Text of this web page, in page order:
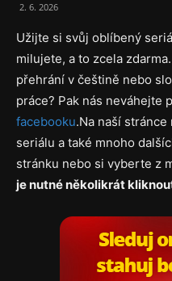
2. 6. 2026
Užijte si svůj oblíbený
milujete, a to zcela
přehrání v češtině nebo
práce? Pak nás neváhejte
facebooku.Na naší
seriálu a také mnoho
stránku nebo si vyberte z
je nutné několikrát